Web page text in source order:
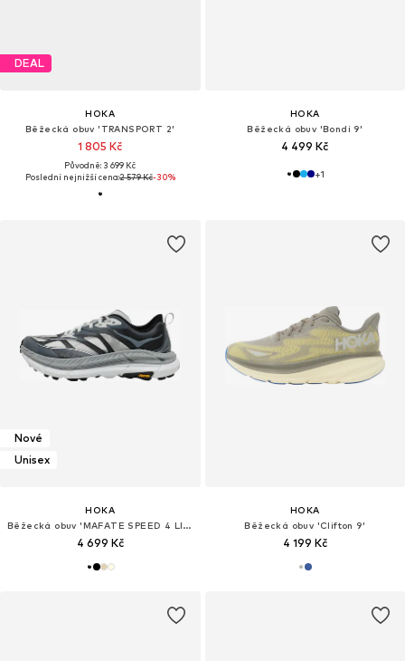
DEAL
HOKA
Běžecká obuv 'TRANSPORT 2'
1 805 Kč
Původně: 3 699 Kč
Poslední nejnižší cena:2 579 Kč-30%
HOKA
Běžecká obuv 'Bondi 9'
4 499 Kč
+1
Nové
Unisex
HOKA
Běžecká obuv 'MAFATE SPEED 4 LITE'
4 699 Kč
HOKA
Běžecká obuv 'Clifton 9'
4 199 Kč